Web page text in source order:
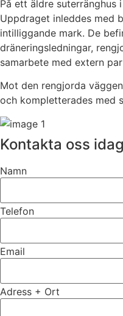
På ett äldre
Uppdraget inleddes med
intilliggande mark. De
dräneringsledningar,
samarbete med extern
Mot den rengjorda
och kompletterades med
Kontakta oss
Namn
Telefon
Email
Adress + Ort